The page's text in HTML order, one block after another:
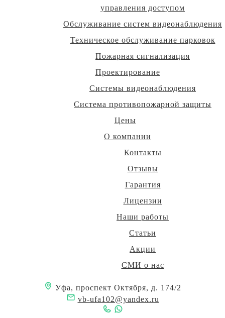
управления доступом
Обслуживание систем видеонаблюдения
Техническое обслуживание парковок
Пожарная сигнализация
Проектирование
Системы видеонаблюдения
Система противопожарной защиты
Цены
О компании
Контакты
Отзывы
Гарантия
Лицензии
Наши работы
Статьи
Акции
СМИ о нас
Уфа, проспект Октября, д. 174/2
vb-ufa102@yandex.ru